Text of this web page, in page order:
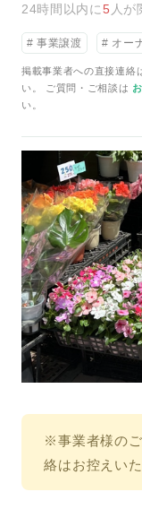
24時間以内に5 人が
事業譲渡 オー
掲載事業者への直接連絡
い。 ご質問・ご相談は
い。
※事業者様の
絡はお控えい